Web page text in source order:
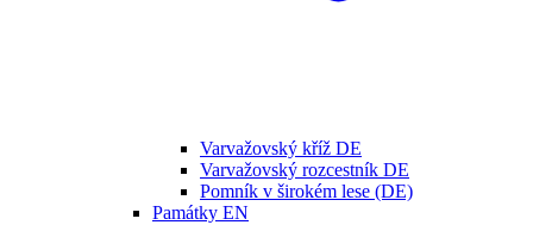
Varvažovský kříž DE
Varvažovský rozcestník DE
Pomník v širokém lese (DE)
Památky EN